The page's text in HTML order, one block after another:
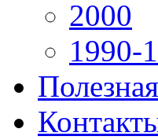
2000
1990-